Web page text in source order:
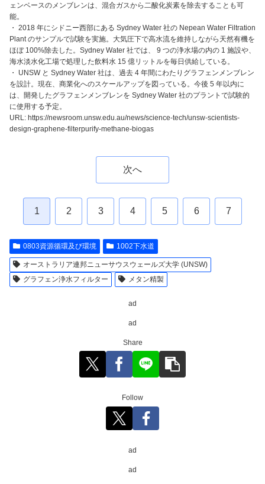
ェンベースのメンブレンは、混合ガスから二酸化炭素を除去することも可
能。
・ 2018 年にシドニー西部にある Sydney Water 社の Nepean Water Filtration
Plant のサンプルで試験を実施。大気圧下で高水流を維持しながら天然有機を
ほぼ 100%除去した。Sydney Water 社では、 9 つの浄水場の内の 1 施設や、
海水淡水化工場で処理した飲料水 15 億リットルを毎日供給している。
・ UNSW と Sydney Water 社は、過去 4 年間にわたりグラフェンメンブレン
を設計。現在、商業化へのスケールアップを図っている。今後 5 年以内に
は、開発したグラフェンメンブレンを Sydney Water 社のプラントで試験的
に使用する予定。
URL: https://newsroom.unsw.edu.au/news/science-tech/unsw-scientists-
design-graphene-filterpurify-methane-biogas
次へ
1 2 3 4 5 6 7
0803資源循環及び環境 1002下水道
オーストラリア連邦ニューサウスウェールズ大学 (UNSW)
グラフェン浄水フィルター
メタン精製
ad
ad
Share
Follow
ad
ad